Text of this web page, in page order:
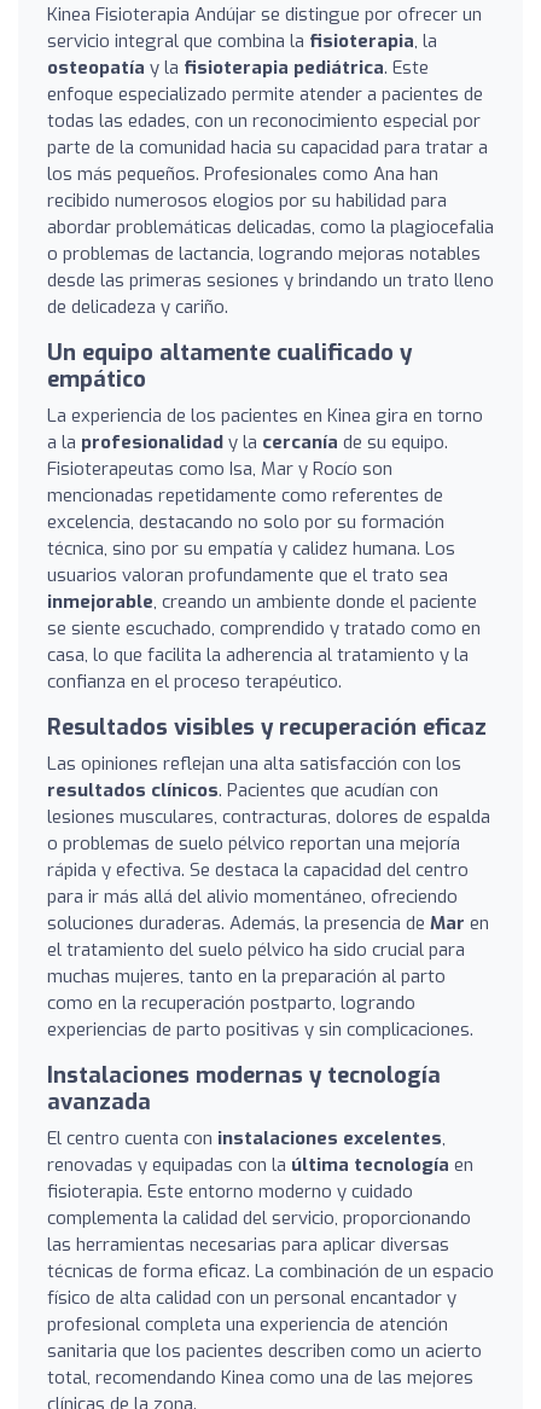
Kinea Fisioterapia Andújar se distingue por ofrecer un
servicio integral que combina la fisioterapia, la
osteopatía y la fisioterapia pediátrica. Este
enfoque especializado permite atender a pacientes de
todas las edades, con un reconocimiento especial por
parte de la comunidad hacia su capacidad para tratar a
los más pequeños. Profesionales como Ana han
recibido numerosos elogios por su habilidad para
abordar problemáticas delicadas, como la plagiocefalia
o problemas de lactancia, logrando mejoras notables
desde las primeras sesiones y brindando un trato lleno
de delicadeza y cariño.
Un equipo altamente cualificado y
empático
La experiencia de los pacientes en Kinea gira en torno
a la profesionalidad y la cercanía de su equipo.
Fisioterapeutas como Isa, Mar y Rocío son
mencionadas repetidamente como referentes de
excelencia, destacando no solo por su formación
técnica, sino por su empatía y calidez humana. Los
usuarios valoran profundamente que el trato sea
inmejorable, creando un ambiente donde el paciente
se siente escuchado, comprendido y tratado como en
casa, lo que facilita la adherencia al tratamiento y la
confianza en el proceso terapéutico.
Resultados visibles y recuperación eficaz
Las opiniones reflejan una alta satisfacción con los
resultados clínicos. Pacientes que acudían con
lesiones musculares, contracturas, dolores de espalda
o problemas de suelo pélvico reportan una mejoría
rápida y efectiva. Se destaca la capacidad del centro
para ir más allá del alivio momentáneo, ofreciendo
soluciones duraderas. Además, la presencia de Mar en
el tratamiento del suelo pélvico ha sido crucial para
muchas mujeres, tanto en la preparación al parto
como en la recuperación postparto, logrando
experiencias de parto positivas y sin complicaciones.
Instalaciones modernas y tecnología
avanzada
El centro cuenta con instalaciones excelentes,
renovadas y equipadas con la última tecnología en
fisioterapia. Este entorno moderno y cuidado
complementa la calidad del servicio, proporcionando
las herramientas necesarias para aplicar diversas
técnicas de forma eficaz. La combinación de un espacio
físico de alta calidad con un personal encantador y
profesional completa una experiencia de atención
sanitaria que los pacientes describen como un acierto
total, recomendando Kinea como una de las mejores
clínicas de la zona.